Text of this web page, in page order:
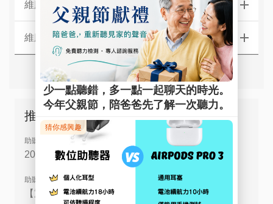
維膜助聽器【中區】門市據點
維膜助聽器【南區】門市據點
推薦文章
助聽器補助
2026助聽器補助流程全攻略,一看就懂助聽器補助
助聽器選擇
【重磅推薦】2026最新人氣助聽器指南